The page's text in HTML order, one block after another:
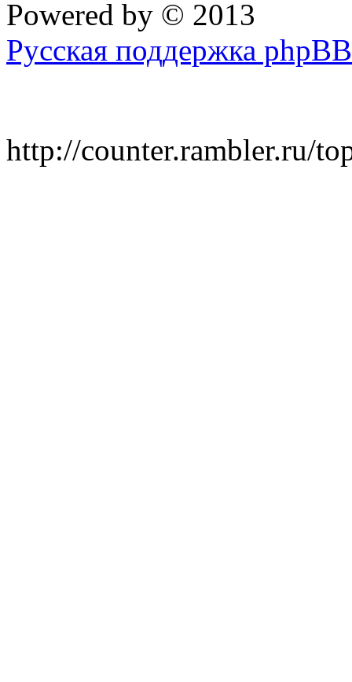
Powered by © 2013
Русская поддержка phpBB
http://counter.rambler.ru/